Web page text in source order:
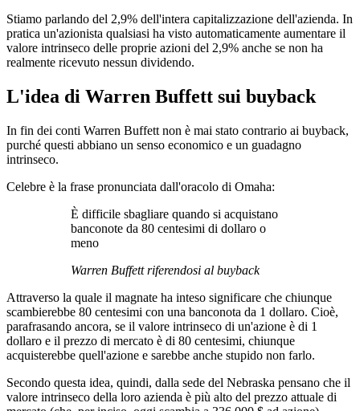
Stiamo parlando del 2,9% dell'intera capitalizzazione dell'azienda. In
pratica un'azionista qualsiasi ha visto automaticamente aumentare il
valore intrinseco delle proprie azioni del 2,9% anche se non ha
realmente ricevuto nessun dividendo.
L'idea di Warren Buffett sui buyback
In fin dei conti Warren Buffett non è mai stato contrario ai buyback,
purché questi abbiano un senso economico e un guadagno
intrinseco.
Celebre è la frase pronunciata dall'oracolo di Omaha:
È difficile sbagliare quando si acquistano
banconote da 80 centesimi di dollaro o
meno
Warren Buffett riferendosi al buyback
Attraverso la quale il magnate ha inteso significare che chiunque
scambierebbe 80 centesimi con una banconota da 1 dollaro. Cioè,
parafrasando ancora, se il valore intrinseco di un'azione è di 1
dollaro e il prezzo di mercato è di 80 centesimi, chiunque
acquisterebbe quell'azione e sarebbe anche stupido non farlo.
Secondo questa idea, quindi, dalla sede del Nebraska pensano che il
valore intrinseco della loro azienda è più alto del prezzo attuale di